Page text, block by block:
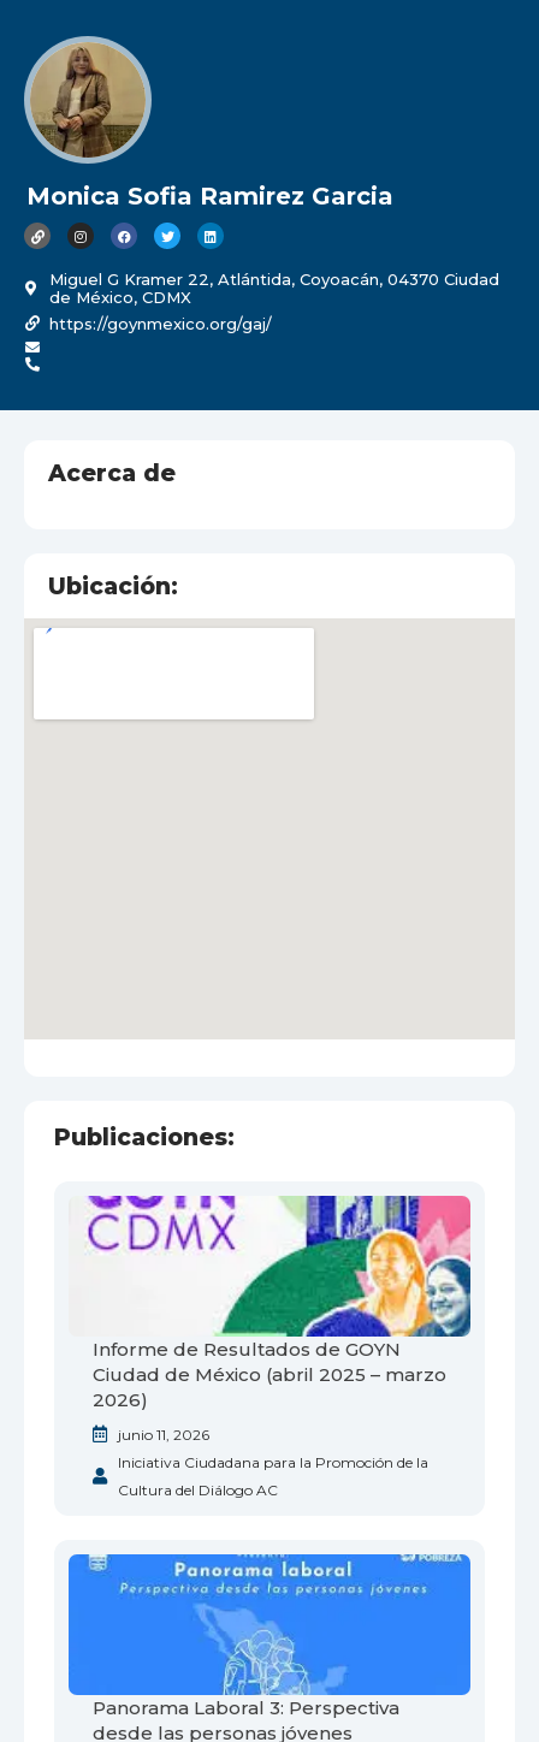
Monica Sofia Ramirez Garcia
Miguel G Kramer 22, Atlántida, Coyoacán, 04370 Ciudad
de México, CDMX
https://goynmexico.org/gaj/
Acerca de
Ubicación:
Publicaciones:
Informe de Resultados de GOYN
Ciudad de México (abril 2025 – marzo
2026)
junio 11, 2026
Iniciativa Ciudadana para la Promoción de la
Cultura del Diálogo AC
Panorama Laboral 3: Perspectiva
desde las personas jóvenes